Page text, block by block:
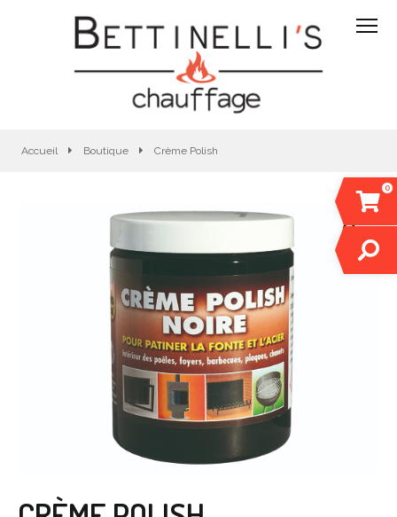
0
Accueil Boutique Crème Polish